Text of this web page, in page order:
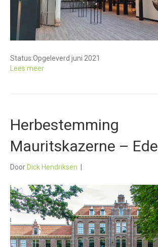
Status:Opgeleverd juni 2021
Lees meer
Herbestemming
Mauritskazerne – Ede
Door Dick Hendriksen